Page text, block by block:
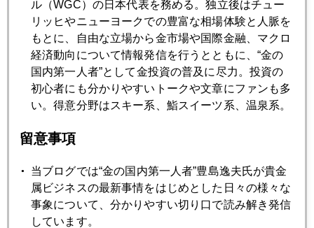
に、jefftoshima とインプットして、まずは覗いてみてくださ
http://twitter.com/
2011年
1月 2月 3月 4月 5月 6月
7月
2011年01月31日
エジプトで どんでん返し
ル（WGC）の日本代表を務める。独立後はチュー
リッヒやニューヨークでの豊富な相場体験と人脈を
もとに、自由な立場から金市場や国際金融、マクロ
経済動向について情報発信を行うとともに、“金の
国内第一人者”として金投資の普及に尽力。投資の
初心者にも分かりやすいトークや文章にファンも多
い。得意分野はスキー系、鮨スイーツ系、温泉系。
留意事項
当ブログでは“金の国内第一人者”豊島逸夫氏が貴金
属ビジネスの最新事情をはじめとした日々の様々な
事象について、分かりやすい切り口で読み解き発信
しています。